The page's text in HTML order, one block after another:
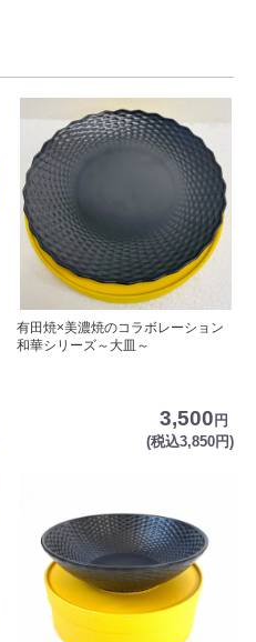
有田焼×美濃焼のコラボレーション
和華シリーズ～大皿～
3,500円
(税込3,850円)